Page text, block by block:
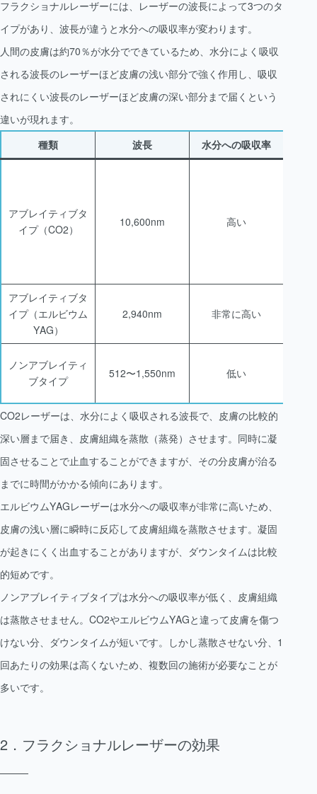
フラクショナルレーザーには、レーザーの波長によって3つのタ
イプがあり、波長が違うと水分への吸収率が変わります。
人間の皮膚は約70％が水分でできているため、水分によく吸収
される波長のレーザーほど皮膚の浅い部分で強く作用し、吸収
されにくい波長のレーザーほど皮膚の深い部分まで届くという
違いが現れます。
種類
波長 水分への吸収率
アブレイティブタ
イプ（CO2）
10,600nm 高い
アブレイティブタ
イプ（エルビウム
YAG）
2,940nm 非常に高い
ノンアブレイティ
ブタイプ
512〜1,550nm 低い
CO2レーザーは、水分によく吸収される波長で、皮膚の比較的
深い層まで届き、皮膚組織を蒸散（蒸発）させます。同時に凝
固させることで止血することができますが、その分皮膚が治る
までに時間がかかる傾向にあります。
エルビウムYAGレーザーは水分への吸収率が非常に高いため、
皮膚の浅い層に瞬時に反応して皮膚組織を蒸散させます。凝固
が起きにくく出血することがありますが、ダウンタイムは比較
的短めです。
ノンアブレイティブタイプは水分への吸収率が低く、皮膚組織
は蒸散させません。CO2やエルビウムYAGと違って皮膚を傷つ
けない分、ダウンタイムが短いです。しかし蒸散させない分、1
回あたりの効果は高くないため、複数回の施術が必要なことが
多いです。
フラクショナルレーザーの効果